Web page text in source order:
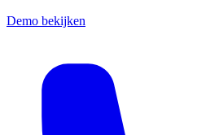
Demo bekijken